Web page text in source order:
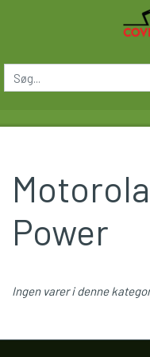
Power
Ingen varer i denne